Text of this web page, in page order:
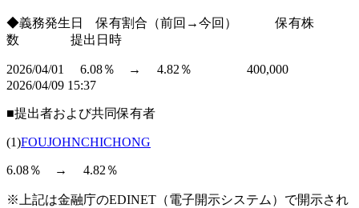
◆義務発生日 保有割合（前回→今回） 保有株
数 提出日時
2026/04/01 6.08％ → 4.82％ 400,000
2026/04/09 15:37
■提出者および共同保有者
(1)FOUJOHNCHICHONG
6.08％ → 4.82％
※上記は金融庁のEDINET（電子開示システム）で開示され